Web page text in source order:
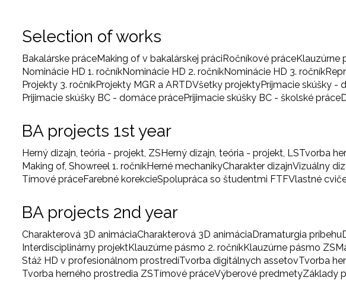
Selection of works
Bakalárske práceMaking of v bakalárskej práci Ročníkové práceKlauzúrne
Nominácie HD 1. ročníkNominácie HD 2. ročníkNominácie HD 3. ročník
Projekty 3. ročníkProjekty MGR a ARTDVšetky projektyPríjmacie skúšky -
Prijimacie skúšky BC - domáce prácePrijimacie skúšky BC - školské práce
BA projects 1st year
Herný dizajn, teória - projekt, ZS Herný dizajn, teória - projekt, LSTvorba
Making of, Showreel 1. ročníkHerné mechanikyCharakter dizajnVizuálny
Tímové práceFarebné korekcieSpolupráca so študentmi FTFVlastné
BA projects 2nd year
Charakterová 3D animáciaCharakterová 3D animáciaDramaturgia príbehu
Interdisciplinárny projektKlauzúrne pásmo 2. ročníkKlauzúrne pásmo ZS
Stáž HD v profesionálnom prostredíTvorba digitálnych assetovTvorba
Tvorba herného prostredia ZSTímové práceVýberové predmetyZáklady